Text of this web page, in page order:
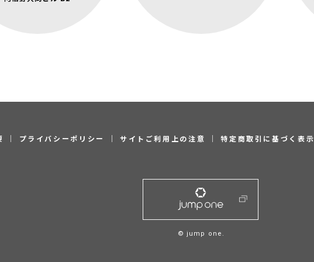
｜ プライバシーポリシー ｜ サイトご利用上の注意 ｜ 特定商取引に基づく表示
© jump one.